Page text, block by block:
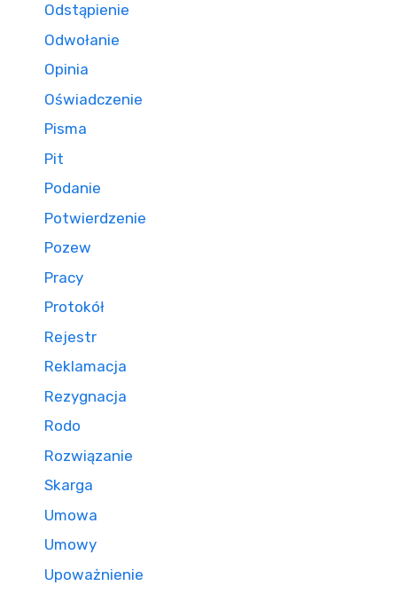
Odstąpienie
Odwołanie
Opinia
Oświadczenie
Pisma
Pit
Podanie
Potwierdzenie
Pozew
Pracy
Protokół
Rejestr
Reklamacja
Rezygnacja
Rodo
Rozwiązanie
Skarga
Umowa
Umowy
Upoważnienie